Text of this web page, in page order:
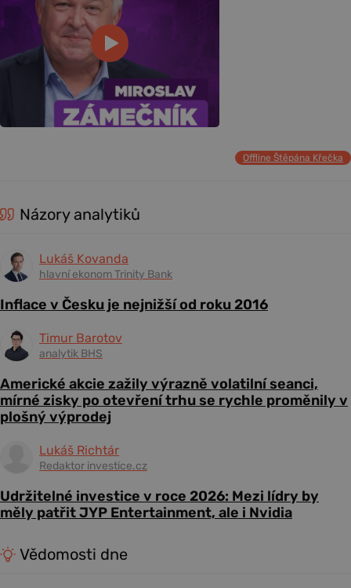
Offline Štěpána Křečka
Názory analytiků
Lukáš Kovanda
hlavní ekonom Trinity Bank
Inflace v Česku je nejnižší od roku 2016
Timur Barotov
analytik BHS
Americké akcie zažily výrazně volatilní seanci,
mírné zisky po otevření trhu se rychle proměnily v
plošný výprodej
Lukáš Richtár
Redaktor investice.cz
Udržitelné investice v roce 2026: Mezi lídry by
měly patřit JYP Entertainment, ale i Nvidia
Vědomosti dne